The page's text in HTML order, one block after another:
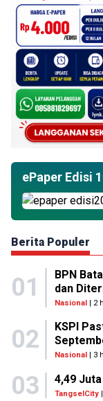
ePaper Edisi
Berita Populer
01
BPN
dan
Nasional| 2
02
KSPI
Nasional| 3
03 4,49
TangselCity